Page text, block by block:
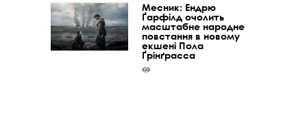
Месник: Ендрю
Ґарфілд очолить
масштабне народне
повстання в новому
екшені Пола
Ґрінґрасса